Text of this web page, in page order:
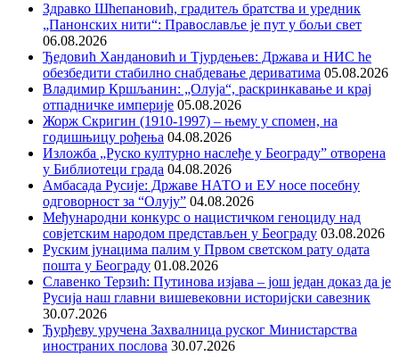
Здравко Шћепановић, градитељ братства и уредник
„Панонских нити“: Православље је пут у бољи свет
06.08.2026
Ђедовић Хандановић и Тјурдењев: Држава и НИС ће
обезбедити стабилно снабдевање дериватима 05.08.2026
Владимир Кршљанин: „Олуја“, раскринкавање и крај
отпадничке империје 05.08.2026
Жорж Скригин (1910-1997) – њему у спомен, на
годишњицу рођења 04.08.2026
Изложба „Руско културно наслеђе у Београду” отворена
у Библиотеци града 04.08.2026
Амбасада Русије: Државе НАТО и ЕУ носе посебну
одговорност за “Олују” 04.08.2026
Међународни конкурс о нацистичком геноциду над
совјетским народом представљен у Београду 03.08.2026
Руским јунацима палим у Првом светском рату одата
пошта у Београду 01.08.2026
Славенко Терзић: Путинова изјава – још један доказ да је
Русија наш главни вишевековни историјски савезник
30.07.2026
Ђурђеву уручена Захвалница руског Министарства
иностраних послова 30.07.2026